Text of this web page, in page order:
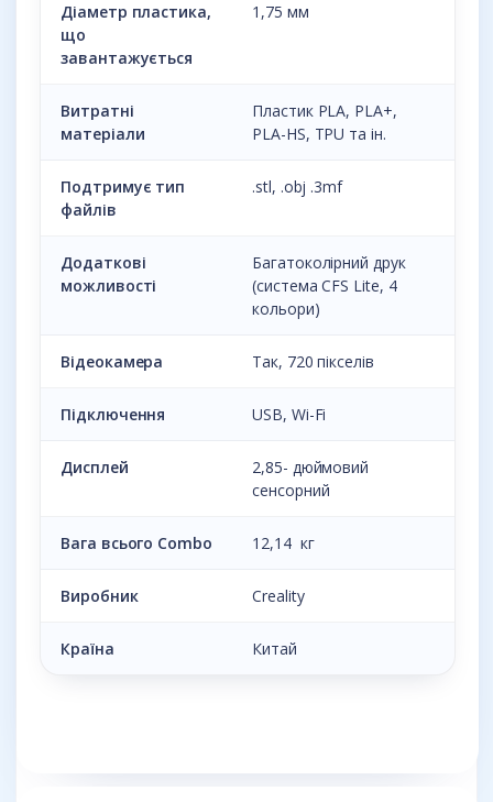
Діаметр пластика,
що
завантажується
1,75 мм
Витратні
матеріали
Пластик PLA, PLA+,
PLA-HS, TPU та ін.
Подтримує тип
файлів
.stl, .obj .3mf
Додаткові
можливості
Багатоколірний друк
(система CFS Lite, 4
кольори)
Відеокамера Так, 720 пікселів
Підключення USB, Wi-Fi
Дисплей
2,85- дюймовий
сенсорний
Вага всього Combo 12,14 кг
Виробник Creality
Країна Китай